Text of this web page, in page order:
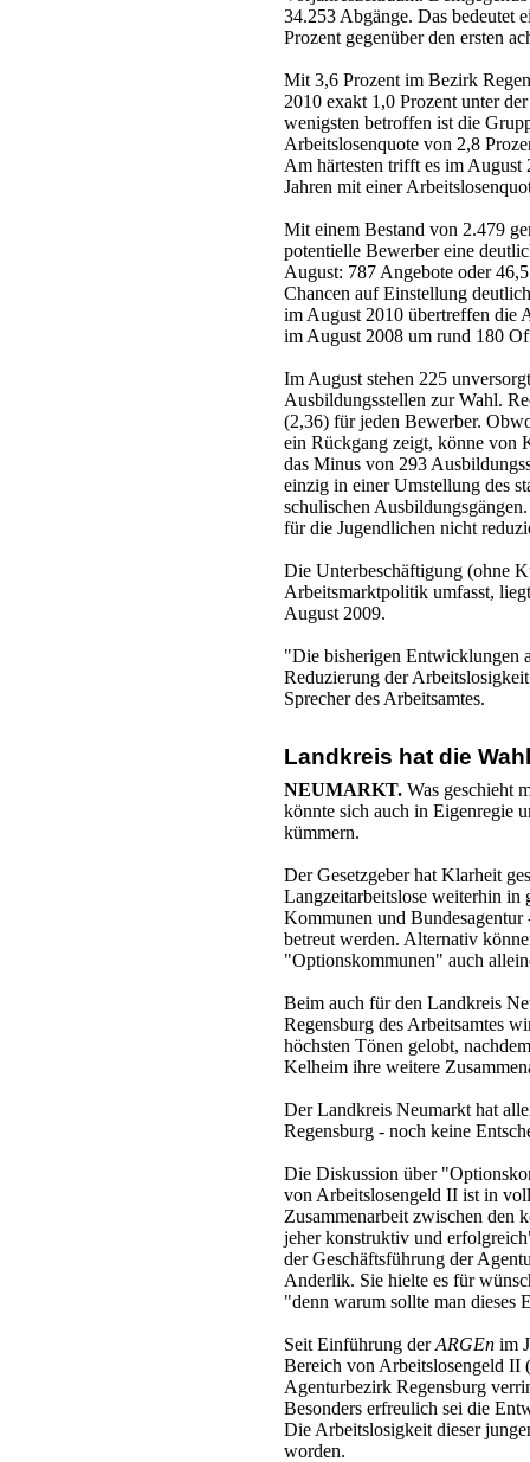
34.253 Abgänge. Das bedeutet
Prozent gegenüber den ersten
Mit 3,6 Prozent im Bezirk
2010 exakt 1,0 Prozent unter
wenigsten betroffen ist die
Arbeitslosenquote von 2,8
Am härtesten trifft es im August
Jahren mit einer
Mit einem Bestand von 2.479
potentielle Bewerber eine
August: 787 Angebote oder
Chancen auf Einstellung
im August 2010 übertreffen die
im August 2008 um rund 180
Im August stehen 225
Ausbildungsstellen zur Wahl.
(2,36) für jeden Bewerber.
ein Rückgang zeigt, könne von
das Minus von 293
einzig in einer Umstellung des
schulischen
für die Jugendlichen nicht
Die Unterbeschäftigung (ohne
Arbeitsmarktpolitik umfasst,
August 2009.
"Die bisherigen Entwicklungen
Reduzierung der
Sprecher des Arbeitsamtes.
Landkreis hat die Wahl
NEUMARKT. Was geschieht
könnte sich auch in Eigenregie
kümmern.
Der Gesetzgeber hat Klarheit
Langzeitarbeitslose weiterhin in
Kommunen und
betreut werden. Alternativ
"Optionskommunen" auch
Beim auch für den Landkreis
Regensburg des Arbeitsamtes
höchsten Tönen gelobt,
Kelheim ihre weitere
Der Landkreis Neumarkt hat
Regensburg - noch keine
Die Diskussion über
von Arbeitslosengeld II ist in
Zusammenarbeit zwischen den
jeher konstruktiv und
der Geschäftsführung der
Anderlik. Sie hielte es für
"denn warum sollte man dieses
Seit Einführung derARGEn im
Bereich von Arbeitslosengeld
Agenturbezirk Regensburg
Besonders erfreulich sei die
Die Arbeitslosigkeit dieser
worden.